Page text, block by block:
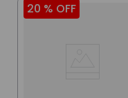
20 % OFF